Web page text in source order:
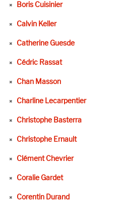
Boris Cuisinier
Calvin Keller
Catherine Guesde
Cédric Rassat
Chan Masson
Charline Lecarpentier
Christophe Basterra
Christophe Ernault
Clément Chevrier
Coralie Gardet
Corentin Durand